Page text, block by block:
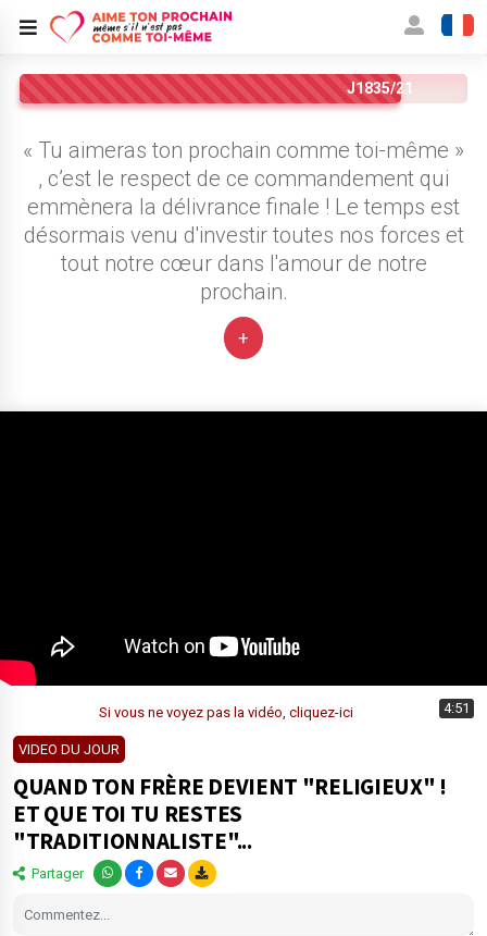
J1835/21
« Tu aimeras ton prochain comme toi-même »
, c’est le respect de ce commandement qui
emmènera la délivrance finale ! Le temps est
désormais venu d'investir toutes nos forces et
tout notre cœur dans l'amour de notre
prochain.
+
4:51
Si vous ne voyez pas la vidéo, cliquez-ici
VIDEO DU JOUR
QUAND TON FRÈRE DEVIENT "RELIGIEUX" !
ET QUE TOI TU RESTES
"TRADITIONNALISTE"...
Partager